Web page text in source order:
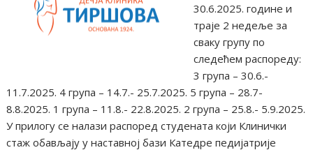
30.6.2025. године и
траје 2 недеље за
сваку групу по
следећем распореду:
3 група – 30.6.-
11.7.2025. 4 група – 14.7.- 25.7.2025. 5 група – 28.7-
8.8.2025. 1 група – 11.8.- 22.8.2025. 2 група – 25.8.- 5.9.2025.
У прилогу се налази распоред студената који Клинички
стаж обављају у наставној бази Катедре педијатрије